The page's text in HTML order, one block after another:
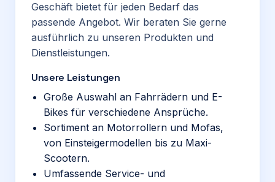
Geschäft bietet für jeden Bedarf das
passende Angebot. Wir beraten Sie gerne
ausführlich zu unseren Produkten und
Dienstleistungen.
Unsere Leistungen
Große Auswahl an Fahrrädern und E-
Bikes für verschiedene Ansprüche.
Sortiment an Motorrollern und Mofas,
von Einsteigermodellen bis zu Maxi-
Scootern.
Umfassende Service- und